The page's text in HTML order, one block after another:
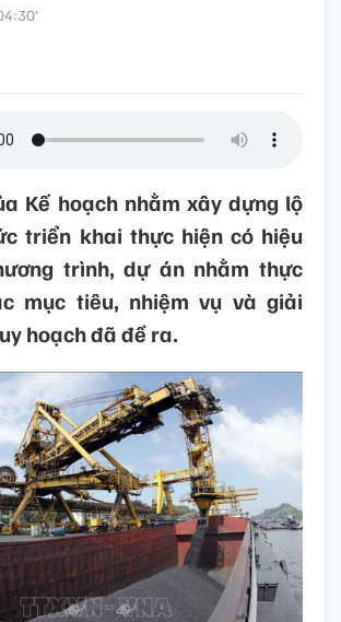
Kế hoạch nhằm xây dựng lộ
triển khai thực hiện có hiệu
trình, dự án nhằm thực
mục tiêu, nhiệm vụ và giải
hoạch đã đề ra.